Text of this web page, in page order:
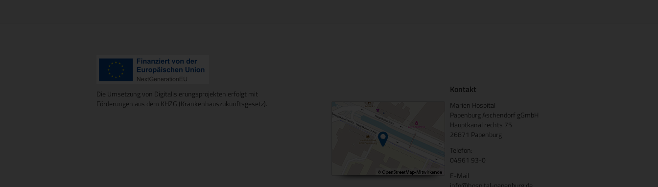
Die Umsetzung von Digitalisierungsprojekten erfolgt mit
Förderungen aus dem KHZG (Krankenhauszukunftsgesetz).
Kontakt
Marien Hospital
Papenburg Aschendorf gGmbH
Hauptkanal rechts 75
26871 Papenburg
Telefon:
04961 93-0
E-Mail